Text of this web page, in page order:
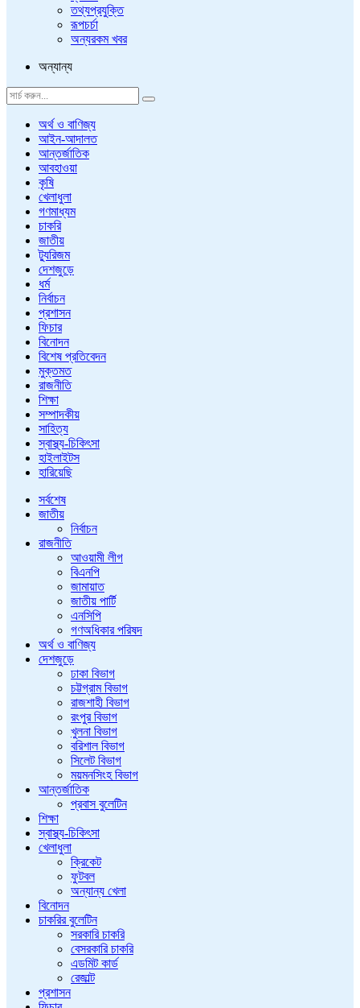
তথ্যপ্রযুক্তি
রূপচর্চা
অন্যরকম খবর
অন্যান্য
অর্থ ও বাণিজ্য
আইন-আদালত
আন্তর্জাতিক
আবহাওয়া
কৃষি
খেলাধুলা
গণমাধ্যম
চাকরি
জাতীয়
ট্যুরিজম
দেশজুড়ে
ধর্ম
নির্বাচন
প্রশাসন
ফিচার
বিনোদন
বিশেষ প্রতিবেদন
মুক্তমত
রাজনীতি
শিক্ষা
সম্পাদকীয়
সাহিত্য
স্বাস্থ্য-চিকিৎসা
হাইলাইটস
হারিয়েছি
সর্বশেষ
জাতীয়
নির্বাচন
রাজনীতি
আওয়ামী লীগ
বিএনপি
জামায়াত
জাতীয় পার্টি
এনসিপি
গণঅধিকার পরিষদ
অর্থ ও বাণিজ্য
দেশজুড়ে
ঢাকা বিভাগ
চট্টগ্রাম বিভাগ
রাজশাহী বিভাগ
রংপুর বিভাগ
খুলনা বিভাগ
বরিশাল বিভাগ
সিলেট বিভাগ
ময়মনসিংহ বিভাগ
আন্তর্জাতিক
প্রবাস বুলেটিন
শিক্ষা
স্বাস্থ্য-চিকিৎসা
খেলাধুলা
ক্রিকেট
ফুটবল
অন্যান্য খেলা
বিনোদন
চাকরির বুলেটিন
সরকারি চাকরি
বেসরকারি চাকরি
এডমিট কার্ড
রেজাল্ট
প্রশাসন